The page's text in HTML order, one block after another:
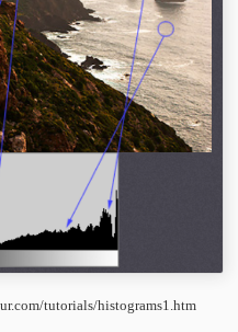
tutorials/histograms1.htm